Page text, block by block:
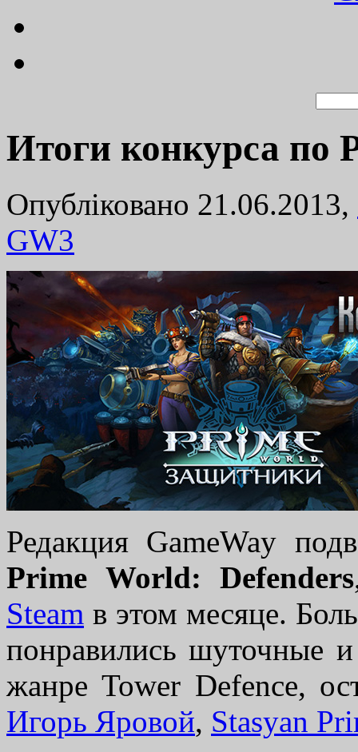
Итоги конкурса по
Опубліковано 21.06.2013,
GW3
Редакция GameWay
Prime World: Defenders
Steam в этом месяце.
понравились шуточные
жанре Tower Defence,
Игорь Яровой, Stasyan